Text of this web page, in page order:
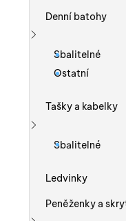
Denní batohy
Zobrazit více
Sbalitelné
Ostatní
Tašky a kabelky
Zobrazit více
Sbalitelné
Ledvinky
Peněženky a